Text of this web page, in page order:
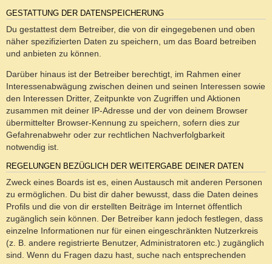
GESTATTUNG DER DATENSPEICHERUNG
Du gestattest dem Betreiber, die von dir eingegebenen und oben
näher spezifizierten Daten zu speichern, um das Board betreiben
und anbieten zu können.
Darüber hinaus ist der Betreiber berechtigt, im Rahmen einer
Interessenabwägung zwischen deinen und seinen Interessen sowie
den Interessen Dritter, Zeitpunkte von Zugriffen und Aktionen
zusammen mit deiner IP-Adresse und der von deinem Browser
übermittelter Browser-Kennung zu speichern, sofern dies zur
Gefahrenabwehr oder zur rechtlichen Nachverfolgbarkeit
notwendig ist.
REGELUNGEN BEZÜGLICH DER WEITERGABE DEINER DATEN
Zweck eines Boards ist es, einen Austausch mit anderen Personen
zu ermöglichen. Du bist dir daher bewusst, dass die Daten deines
Profils und die von dir erstellten Beiträge im Internet öffentlich
zugänglich sein können. Der Betreiber kann jedoch festlegen, dass
einzelne Informationen nur für einen eingeschränkten Nutzerkreis
(z. B. andere registrierte Benutzer, Administratoren etc.) zugänglich
sind. Wenn du Fragen dazu hast, suche nach entsprechenden